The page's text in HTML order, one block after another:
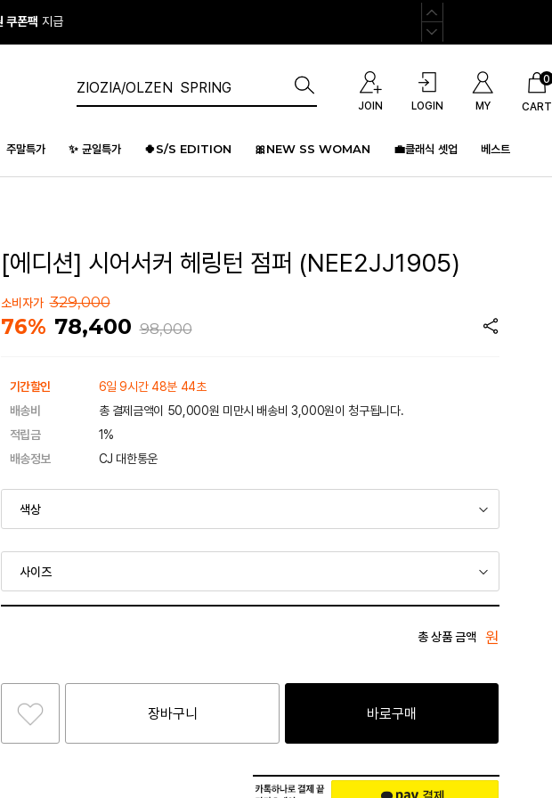
JOIN LOGIN MY CART
0
주말특가 ✨ 균일특가 🍀S/S EDITION 🎀NEW SS WOMAN 💼클래식 셋업 베스트
[에디션] 시어서커 헤링턴 점퍼 (NEE2JJ1905)
소비자가 329,000
76% 78,400 98,000
기간할인
6일 9시간 48분 44초
배송비
총 결제금액이 50,000원 미만시 배송비 3,000원이 청구됩니다.
적립금
1%
배송정보
CJ 대한통운
총 상품 금액 원
장바구니 바로구매